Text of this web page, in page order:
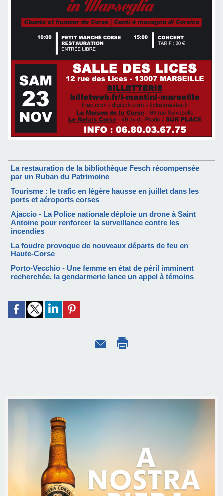
La restauration de la bibliothèque Fesch récompensée
par un Ruban du Patrimoine
Tourisme : le trafic en légère hausse en juillet dans les
ports et aéroports corses
Ajaccio - La Police nationale déploie un drone à Saint
Antoine pour renforcer la surveillance contre les
incendies
La foudre provoque de nouveaux départs de feu en
Haute-Corse
Porto-Vecchio - Une femme en état de péril imminent
recherchée, la gendarmerie lance un appel à témoins